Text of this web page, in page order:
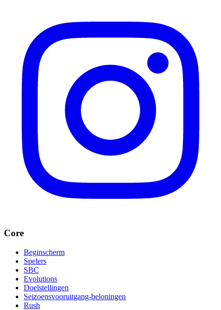
Core
Beginscherm
Spelers
SBC
Evolutions
Doelstellingen
Seizoensvooruitgang-beloningen
Rush